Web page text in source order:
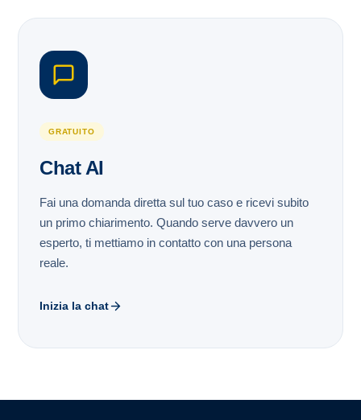
GRATUITO
Chat AI
Fai una domanda diretta sul tuo caso e ricevi subito
un primo chiarimento. Quando serve davvero un
esperto, ti mettiamo in contatto con una persona
reale.
Inizia la chat